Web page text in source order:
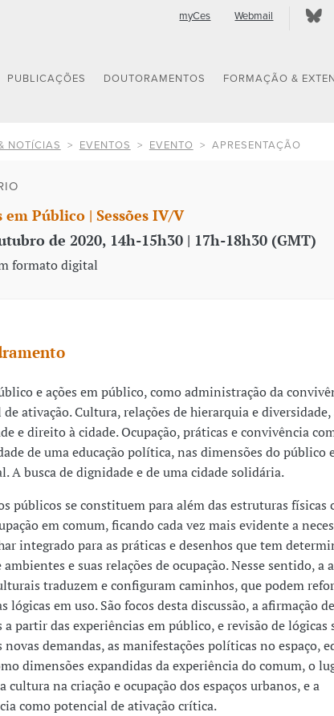
myCes Webmail
PUBLICAÇÕES DOUTORAMENTOS FORMAÇÃO &
NOTÍCIAS EVENTOS EVENTO APRESENTAÇÃO
em Público | Sessões IV/V
de 2020, 14h-15h30 | 17h-18h30 (GMT)
formato digital
e ações em público, como administração da
ativação. Cultura, relações de hierarquia e diversidade,
e direito à cidade. Ocupação, práticas e convivência
de uma educação política, nas dimensões do público
A busca de dignidade e de uma cidade solidária.
públicos se constituem para além das estruturas físicas
em comum, ficando cada vez mais evidente a
integrado para as práticas e desenhos que tem
ambientes e suas relações de ocupação. Nesse sentido, a
traduzem e configuram caminhos, que podem
lógicas em uso. São focos desta discussão, a afirmação
a partir das experiências em público, e revisão de lógicas
novas demandas, as manifestações políticas no espaço,
dimensões expandidas da experiência do comum, o
cultura na criação e ocupação dos espaços urbanos, e a
como potencial de ativação crítica.